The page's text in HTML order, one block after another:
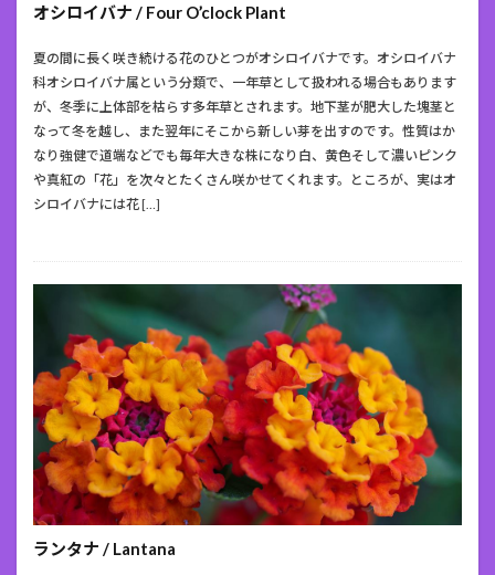
オシロイバナ / Four O’clock Plant
夏の間に長く咲き続ける花のひとつがオシロイバナです。オシロイバナ
科オシロイバナ属という分類で、一年草として扱われる場合もあります
が、冬季に上体部を枯らす多年草とされます。地下茎が肥大した塊茎と
なって冬を越し、また翌年にそこから新しい芽を出すのです。性質はか
なり強健で道端などでも毎年大きな株になり白、黄色そして濃いピンク
や真紅の「花」を次々とたくさん咲かせてくれます。ところが、実はオ
シロイバナには花 […]
ランタナ / Lantana